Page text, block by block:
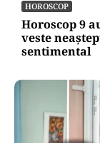
HOROSCOP
Horoscop 9
veste
sentimental